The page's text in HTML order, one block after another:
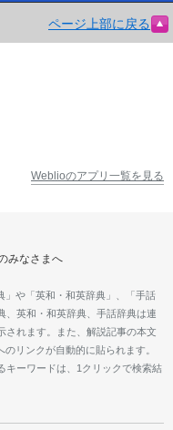
ページ上部に戻る
Weblioのアプリ一覧を見る
みなさまへ
」や「英和・和英辞典」、「手話
、英和・和英辞典、手話辞典は連
されます。また、解説記事の本文
リンクが自動的に貼られます。
キーワードは、1クリックで検索結